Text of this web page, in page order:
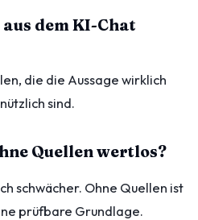
dem KI-Chat
die die Aussage wirklich
sind.
Quellen wertlos?
schwächer. Ohne Quellen ist
prüfbare Grundlage.